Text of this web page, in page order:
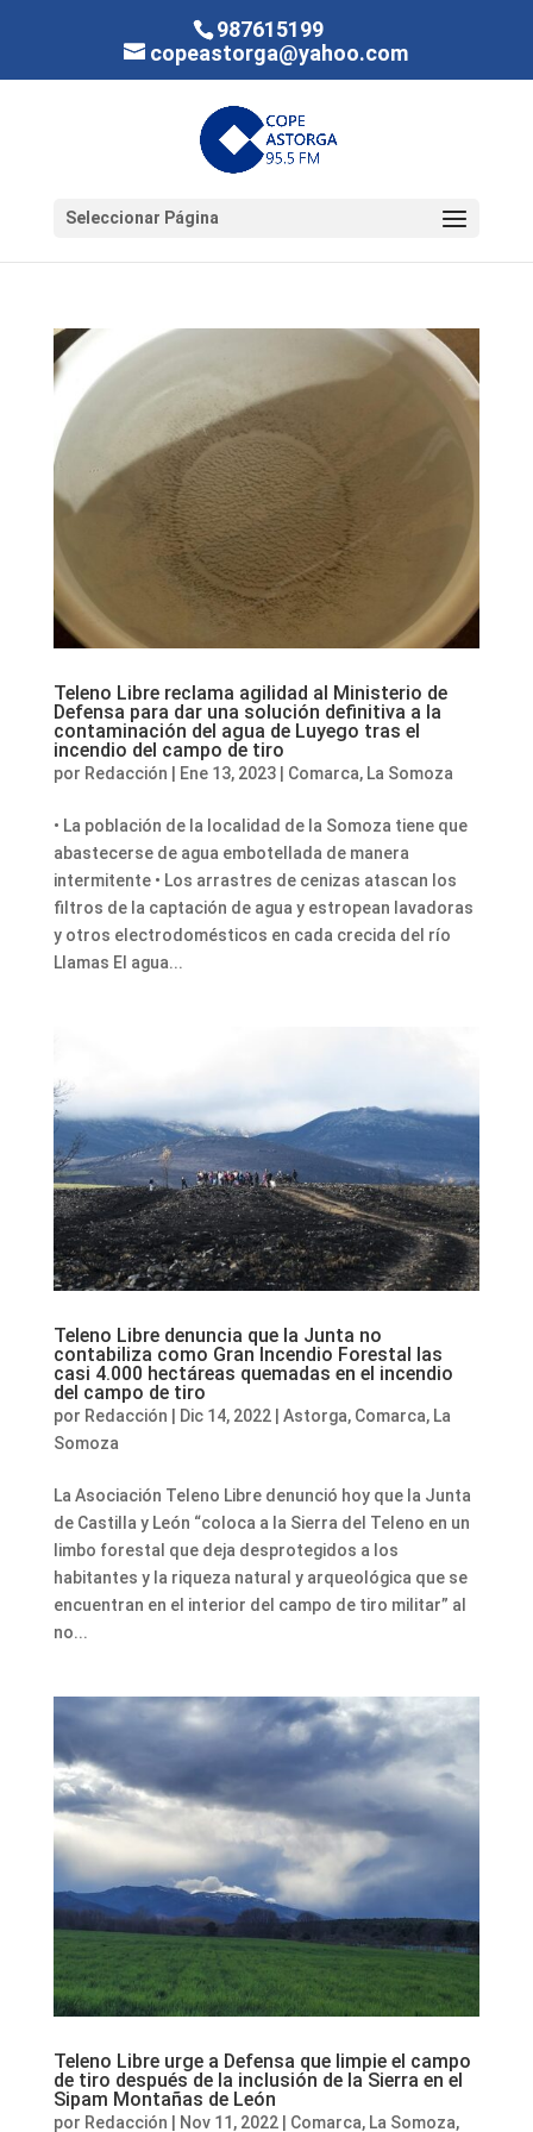
987615199
copeastorga@yahoo.com
Seleccionar Página
Teleno Libre reclama agilidad al Ministerio de
Defensa para dar una solución definitiva a la
contaminación del agua de Luyego tras el
incendio del campo de tiro
por Redacción Ene 13, 2023| Comarca, La Somoza
• La población de la localidad de la Somoza tiene que
abastecerse de agua embotellada de manera
intermitente • Los arrastres de cenizas atascan los
filtros de la captación de agua y estropean lavadoras
y otros electrodomésticos en cada crecida del río
Llamas El agua...
Teleno Libre denuncia que la Junta no
contabiliza como Gran Incendio Forestal las
casi 4.000 hectáreas quemadas en el incendio
del campo de tiro
por Redacción Dic 14, 2022| Astorga, Comarca, La
Somoza
La Asociación Teleno Libre denunció hoy que la Junta
de Castilla y León “coloca a la Sierra del Teleno en un
limbo forestal que deja desprotegidos a los
habitantes y la riqueza natural y arqueológica que se
encuentran en el interior del campo de tiro militar” al
no...
Teleno Libre urge a Defensa que limpie el campo
de tiro después de la inclusión de la Sierra en el
Sipam Montañas de León
por Redacción Nov 11, 2022| Comarca, La Somoza,